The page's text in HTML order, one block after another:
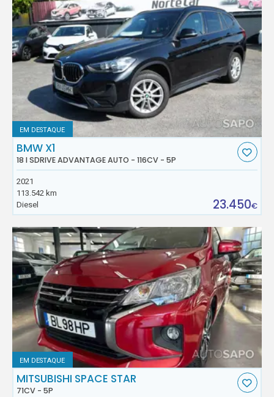
EM DESTAQUE
BMW X1
18 I SDRIVE ADVANTAGE AUTO - 116CV - 5P
2021
113.542 km
Diesel
23.450€
EM DESTAQUE
MITSUBISHI SPACE STAR
71CV - 5P